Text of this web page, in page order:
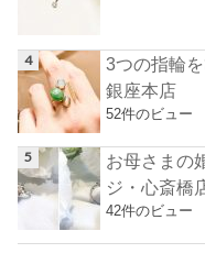
3つの指輪
銀座本店
52件のビュー
お母さまの
ジ・心斎橋
42件のビュー